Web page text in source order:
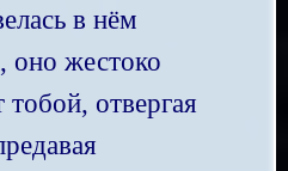
в нём
оно жестоко
отвергая